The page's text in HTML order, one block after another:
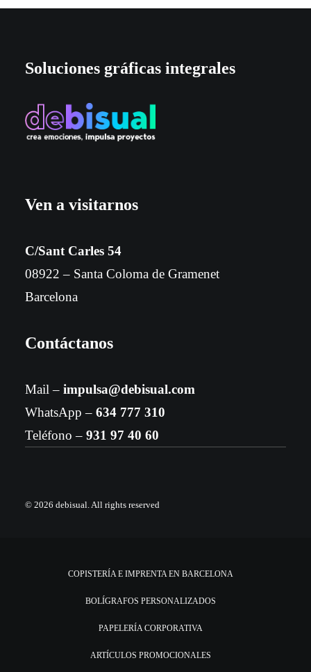
Soluciones gráficas integrales
Ven a visitarnos
C/Sant Carles 54
08922 – Santa Coloma de Gramenet
Barcelona
Contáctanos
Mail – impulsa@debisual.com
WhatsApp – 634 777 310
Teléfono – 931 97 40 60
© 2026 debisual.All rights reserved
COPISTERÍA E IMPRENTA EN BARCELONA
BOLÍGRAFOS PERSONALIZADOS
PAPELERÍA CORPORATIVA
ARTÍCULOS PROMOCIONALES